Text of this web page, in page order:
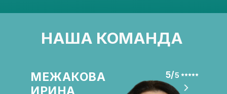
НАША КОМАНДА
5/5
МЕЖАКОВА
ИРИНА